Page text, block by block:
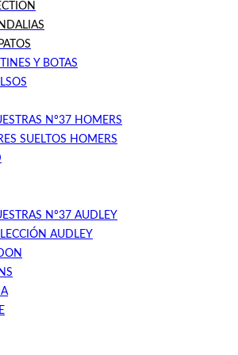
Y BOTAS
Nº37 HOMERS
SUELTOS HOMERS
Nº37 AUDLEY
AUDLEY